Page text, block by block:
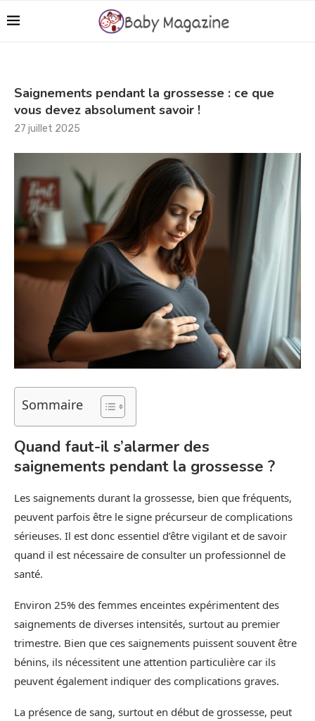
Saignements pendant la grossesse : ce que
vous devez absolument savoir !
27 juillet 2025
Sommaire
Quand faut-il s’alarmer des
saignements pendant la grossesse ?
Les saignements durant la grossesse, bien que fréquents,
peuvent parfois être le signe précurseur de complications
sérieuses. Il est donc essentiel d’être vigilant et de savoir
quand il est nécessaire de consulter un professionnel de
santé.
Environ 25% des femmes enceintes expérimentent des
saignements de diverses intensités, surtout au premier
trimestre. Bien que ces saignements puissent souvent être
bénins, ils nécessitent une attention particulière car ils
peuvent également indiquer des complications graves.
La présence de sang, surtout en début de grossesse, peut